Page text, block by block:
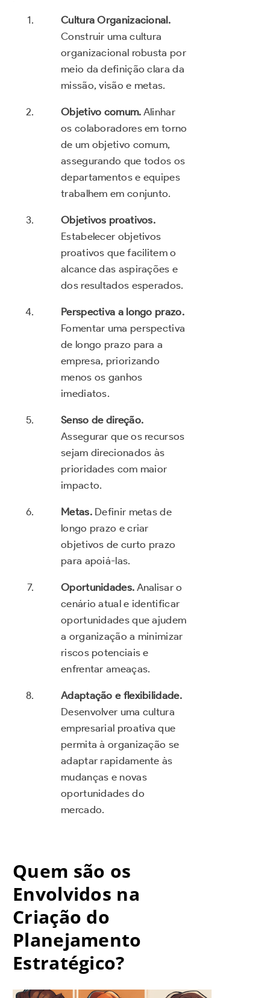
Cultura Organizacional.
Construir uma cultura
organizacional robusta por
meio da definição clara da
missão, visão e metas.
Objetivo comum. Alinhar
os colaboradores em torno
de um objetivo comum,
assegurando que todos os
departamentos e equipes
trabalhem em conjunto.
Objetivos proativos.
Estabelecer objetivos
proativos que facilitem o
alcance das aspirações e
dos resultados esperados.
Perspectiva a longo prazo.
Fomentar uma perspectiva
de longo prazo para a
empresa, priorizando
menos os ganhos
imediatos.
Senso de direção.
Assegurar que os recursos
sejam direcionados às
prioridades com maior
impacto.
Metas.Definir metas de
longo prazo e criar
objetivos de curto prazo
para apoiá-las.
Oportunidades. Analisar o
cenário atual e identificar
oportunidades que ajudem
a organização a minimizar
riscos potenciais e
enfrentar ameaças.
Adaptação e flexibilidade.
Desenvolver uma cultura
empresarial proativa que
permita à organização se
adaptar rapidamente às
mudanças e novas
oportunidades do
mercado.
Quem são os
Envolvidos na
Criação do
Planejamento
Estratégico?